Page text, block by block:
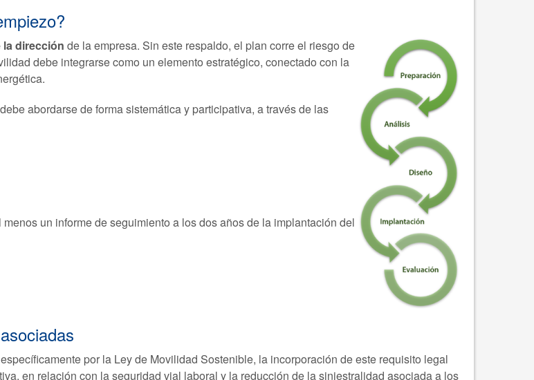
dirección de la empresa. Sin este respaldo, el plan corre el riesgo de
debe integrarse como un elemento estratégico, conectado con la
abordarse de forma sistemática y participativa, a través de las
un informe de seguimiento a los dos años de la implantación del
por la Ley de Movilidad Sostenible, la incorporación de este requisito legal
en relación con la seguridad vial laboral y la reducción de la siniestralidad asociada a los